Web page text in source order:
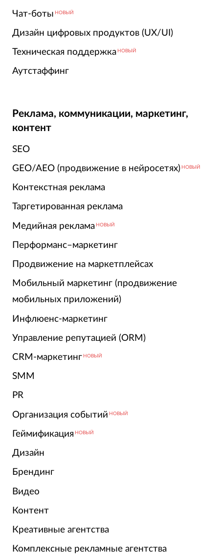
Чат-боты НОВЫЙ
Дизайн цифровых продуктов (UX/UI)
Техническая поддержка НОВЫЙ
Аутстаффинг
Реклама, коммуникации, маркетинг,
контент
SEO
GEO/AEO (продвижение в нейросетях) НОВЫЙ
Контекстная реклама
Таргетированная реклама
Медийная реклама НОВЫЙ
Перформанс–маркетинг
Продвижение на маркетплейсах
Мобильный маркетинг (продвижение
мобильных приложений)
Инфлюенс-маркетинг
Управление репутацией (ORM)
CRM-маркетинг НОВЫЙ
SMM
PR
Организация событий НОВЫЙ
Геймификация НОВЫЙ
Дизайн
Брендинг
Видео
Контент
Креативные агентства
Комплексные рекламные агентства